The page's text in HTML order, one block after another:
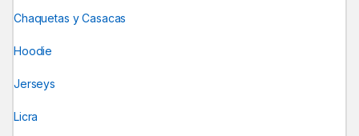
Chaquetas y Casacas
Hoodie
Jerseys
Licra